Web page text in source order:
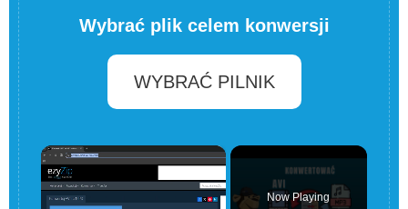
Wybrać plik celem konwersji
WYBRAĆ PILNIK
×
Now Playing